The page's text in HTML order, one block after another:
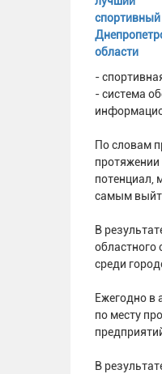
-
- система
По словам
протяжении
потенциал,
самым
В
среди
Ежегодно в
по месту
В